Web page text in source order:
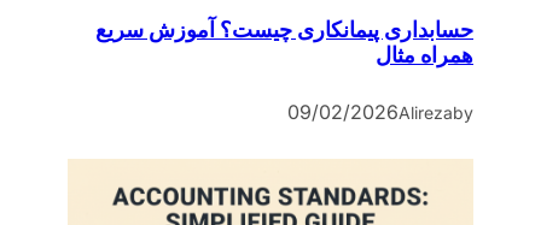
حسابداری پیمانکاری چیست؟ آموزش سریع
همراه مثال
by
Alireza
09/02/2026